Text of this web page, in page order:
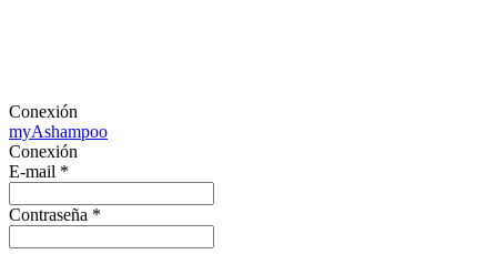
Conexión
myAshampoo
Conexión
E-mail *
Contraseña *